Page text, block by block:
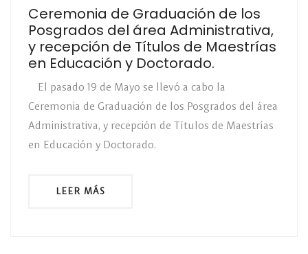
Ceremonia de Graduación de los
Posgrados del área Administrativa,
y recepción de Títulos de Maestrías
en Educación y Doctorado.
El pasado 19 de Mayo se llevó a cabo la
Ceremonia de Graduación de los Posgrados del área
Administrativa, y recepción de Títulos de Maestrías
en Educación y Doctorado.
LEER MÁS